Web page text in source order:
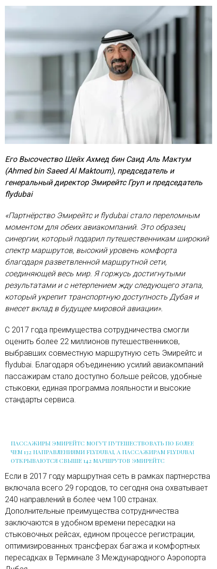
Его Высочество Шейх Ахмед бин Саид Аль Мактум
(Ahmed bin Saeed Al Maktoum), председатель и
генеральный директор Эмирейтс Груп и председатель
flydubai
«Партнёрство Эмирейтс и flydubai стало переломным
моментом для обеих авиакомпаний. Это образец
синергии, который подарил путешественникам широкий
спектр маршрутов, высокий уровень комфорта
благодаря разветвленной маршрутной сети,
соединяющей весь мир. Я горжусь достигнутыми
результатами и с нетерпением жду следующего этапа,
который укрепит транспортную доступность Дубая и
внесет вклад в будущее мировой авиации».
С 2017 года преимущества сотрудничества смогли
оценить более 22 миллионов путешественников,
выбравших совместную маршрутную сеть Эмирейтс и
flydubai. Благодаря объединению усилий авиакомпаний
пассажирам стало доступно больше рейсов, удобные
стыковки, единая программа лояльности и высокие
стандарты сервиса.
ПАССАЖИРЫ ЭМИРЕЙТС МОГУТ ПУТЕШЕСТВОВАТЬ ПО БОЛЕЕ
ЧЕМ 132 НАПРАВЛЕНИЯМИ FLYDUBAI, А ПАССАЖИРАМ FLYDUBAI
ОТКРЫВАЮТСЯ СВЫШЕ 142 МАРШРУТОВ ЭМИРЕЙТС
Если в 2017 году маршрутная сеть в рамках партнерства
включала всего 29 городов, то сегодня она охватывает
240 направлений в более чем 100 странах.
Дополнительные преимущества сотрудничества
заключаются в удобном времени пересадки на
стыковочных рейсах, едином процессе регистрации,
оптимизированных трансферах багажа и комфортных
пересадках в Терминале 3 Международного Аэропорта